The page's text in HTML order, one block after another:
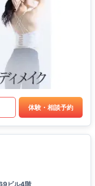
体験・相談予約
ビル4階